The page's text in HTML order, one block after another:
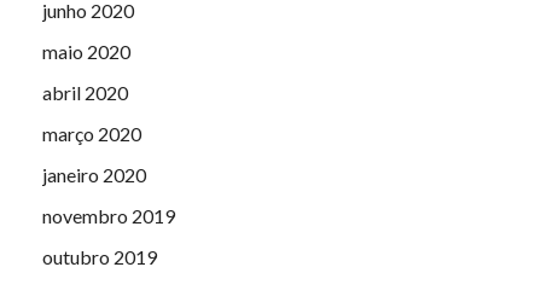
junho 2020
maio 2020
abril 2020
março 2020
janeiro 2020
novembro 2019
outubro 2019